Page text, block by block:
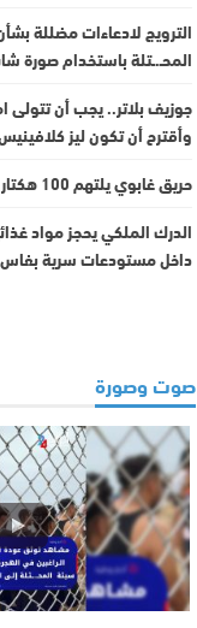
الترويج لادعاءات مضللة
المحـ.ـتلة باستخدام صورة
جوزيف بلاتر.. يجب أن تتولى
وأقترح أن تكون ليز
حريق غابوي يلتهم 100 هكتار جنوب شرق هولندا
الدرك الملكي يحجز مواد
داخل مستودعات سرية بفاس
صوت وصورة